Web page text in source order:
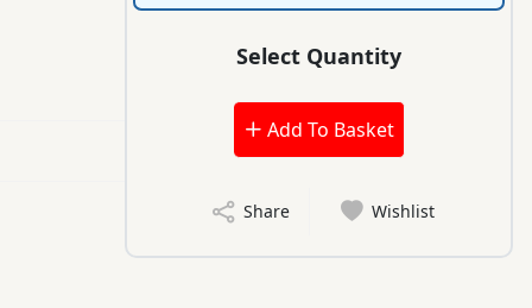
Select Quantity
Add To Basket
Share Wishlist